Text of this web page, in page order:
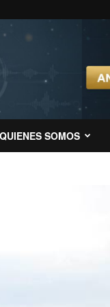
QUIENES SOMOS